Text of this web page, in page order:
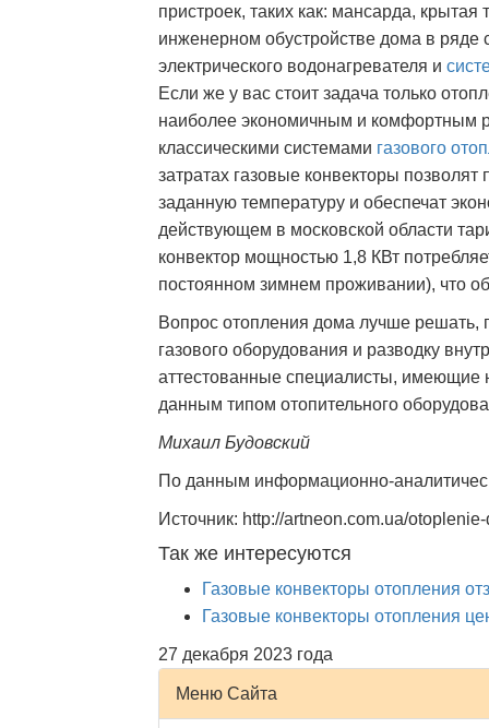
пристроек, таких как: мансарда,
инженерном обустройстве дома в ряде
электрического водонагревателя и
Если же у вас стоит задача только
наиболее экономичным и комфортным
классическими системами газового
затратах газовые конвекторы
заданную температуру и обеспечат
действующем в московской области
конвектор мощностью 1,8 КВт
постоянном зимнем проживании), что
Вопрос отопления дома лучше решать,
газового оборудования и разводку
аттестованные специалисты,
данным типом отопительного
Михаил Будовский
По данным информационно-
Источник: http://artneon.com.ua/
Так же интересуются
Газовые конвекторы отопления
Газовые конвекторы отопления
27 декабря 2023 года
Меню Сайта